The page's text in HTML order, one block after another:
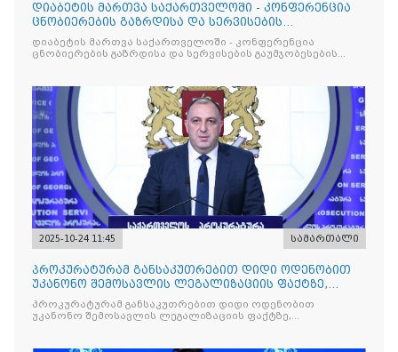
დიაბეტის მართვა საქართველოში - კონფერენცია
ცნობიერების გაზრდისა და სერვისების
გაუმჯობესების მიზნით
დიაბეტის მართვა საქართველოში - კონფერენცია
ცნობიერების გაზრდისა და სერვისების გაუმჯობესების
2025-10-24 11:45 სამართალი
პროკურატურამ განსაკუთრებით დიდი ოდენობით
უკანონო შემოსავლის ლეგალიზაციის ფაქტზე,
საქართველოს ყოფილ პ
პროკურატურამ განსაკუთრებით დიდი ოდენობით
უკანონო შემოსავლის ლეგალიზაციის ფაქტზე,